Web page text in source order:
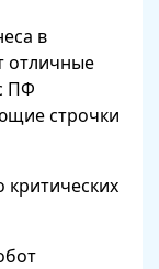
в
отличные
ПФ
строчки
критических